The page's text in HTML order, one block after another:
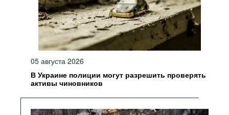
05 августа 2026
В Украине полиции могут разрешить проверять
активы чиновников